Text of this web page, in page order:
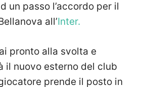
un passo l’accordo per il
all’Inter.
pronto alla svolta e
il nuovo esterno del club
prende il posto in